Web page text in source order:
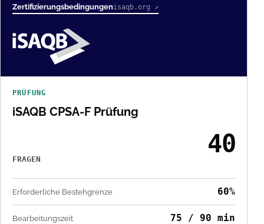
Zertifizierungsbedingungenisaqb.org ↗
PRÜFUNG
iSAQB CPSA-F Prüfung
40
FRAGEN
Erforderliche Bestehgrenze 60%
Bearbeitungszeit 75 / 90 min